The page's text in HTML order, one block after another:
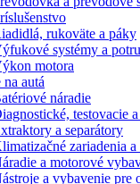
rukoväte a páky
systémy a
motora
autá
náradie
testovacie
a separátory
zariadenia a
a motorové
a vybavenie pre